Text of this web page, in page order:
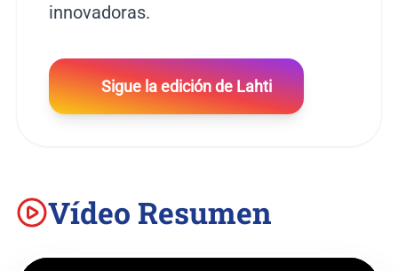
innovadoras.
Sigue la edición de Lahti
Vídeo Resumen